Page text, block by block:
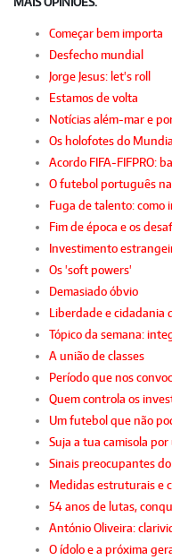
Começar bem importa
Desfecho mundial
Jorge Jesus: let's roll
Estamos de volta
Notícias além-mar e
Os holofotes do Mundial
Acordo FIFA-FIFPRO:
O futebol português
Fuga de talento: como
Fim de época e os
Investimento
Os 'soft powers'
Demasiado óbvio
Liberdade e cidadania
Tópico da semana:
A união de classes
Período que nos
Quem controla os
Um futebol que não
Suja a tua camisola por
Sinais preocupantes
Medidas estruturais e
54 anos de lutas,
António Oliveira:
O ídolo e a próxima